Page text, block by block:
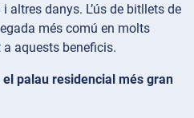
altres danys. L’ús de bitllets de
més comú en molts
aquests beneficis.
palau residencial més gran